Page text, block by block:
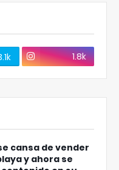
1.8k
cansa de vender
y ahora se